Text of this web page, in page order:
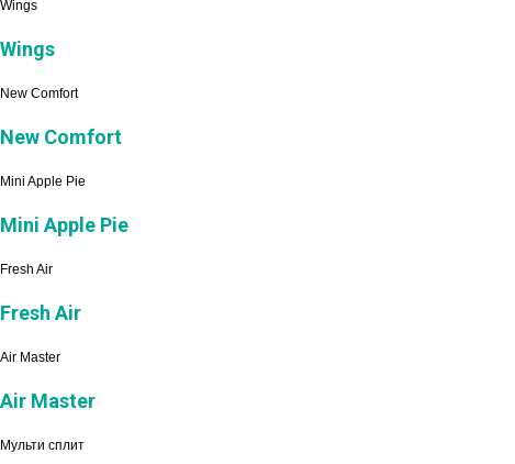
Wings
Wings
New Comfort
New Comfort
Mini Apple Pie
Mini Apple Pie
Fresh Air
Fresh Air
Air Master
Air Master
Мульти сплит